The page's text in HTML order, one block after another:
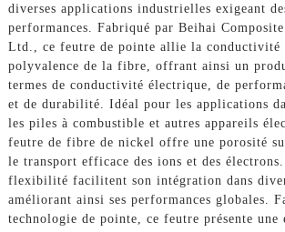
diverses applications industrielles exigeant
performances. Fabriqué par Beihai
Ltd., ce feutre de pointe allie la conductivité
polyvalence de la fibre, offrant ainsi un
termes de conductivité électrique, de
et de durabilité. Idéal pour les applications
les piles à combustible et autres appareils
feutre de fibre de nickel offre une porosité
le transport efficace des ions et des
flexibilité facilitent son intégration dans
améliorant ainsi ses performances globales.
technologie de pointe, ce feutre présente une